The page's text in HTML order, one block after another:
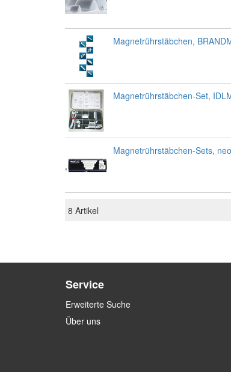
Magnetrührstäbchen,
Magnetrührstäbchen-Set,
Magnetrührstäbchen-Sets,
8 Artikel
Service
Erweiterte Suche
Über uns